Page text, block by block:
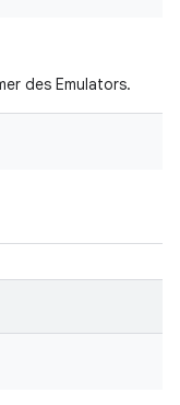
des Emulators.